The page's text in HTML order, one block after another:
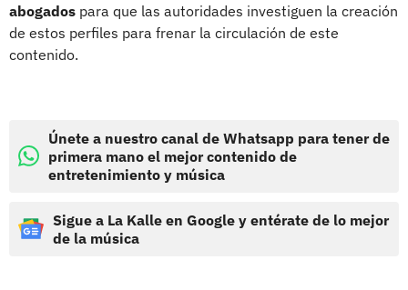
abogados para que las autoridades investiguen la creación
de estos perfiles para frenar la circulación de este
contenido.
Únete a nuestro canal de Whatsapp para tener de
primera mano el mejor contenido de
entretenimiento y música
Sigue a La Kalle en Google y entérate de lo mejor
de la música